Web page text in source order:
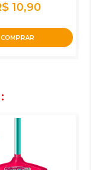
10,90
COMPRAR